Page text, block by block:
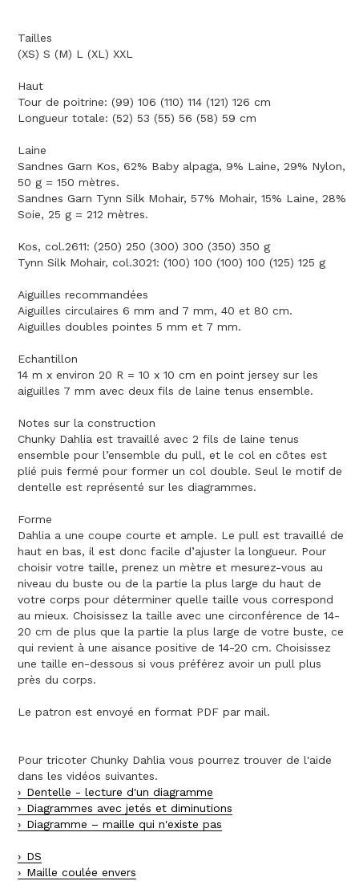
Tailles
(XS) S (M) L (XL) XXL
Haut
Tour de poitrine: (99) 106 (110) 114 (121) 126 cm
Longueur totale: (52) 53 (55) 56 (58) 59 cm
Laine
Sandnes Garn Kos, 62% Baby alpaga, 9% Laine, 29% Nylon,
50 g = 150 mètres.
Sandnes Garn Tynn Silk Mohair, 57% Mohair, 15% Laine, 28%
Soie, 25 g = 212 mètres.
Kos, col.2611: (250) 250 (300) 300 (350) 350 g
Tynn Silk Mohair, col.3021: (100) 100 (100) 100 (125) 125 g
Aiguilles recommandées
Aiguilles circulaires 6 mm and 7 mm, 40 et 80 cm.
Aiguilles doubles pointes 5 mm et 7 mm.
Echantillon
14 m x environ 20 R = 10 x 10 cm en point jersey sur les
aiguilles 7 mm avec deux fils de laine tenus ensemble.
Notes sur la construction
Chunky Dahlia est travaillé avec 2 fils de laine tenus
ensemble pour l’ensemble du pull, et le col en côtes est
plié puis fermé pour former un col double. Seul le motif de
dentelle est représenté sur les diagrammes.
Forme
Dahlia a une coupe courte et ample. Le pull est travaillé de
haut en bas, il est donc facile d’ajuster la longueur. Pour
choisir votre taille, prenez un mètre et mesurez-vous au
niveau du buste ou de la partie la plus large du haut de
votre corps pour déterminer quelle taille vous correspond
au mieux. Choisissez la taille avec une circonférence de 14-
20 cm de plus que la partie la plus large de votre buste, ce
qui revient à une aisance positive de 14-20 cm. Choisissez
une taille en-dessous si vous préférez avoir un pull plus
près du corps.
Le patron est envoyé en format PDF par mail.
Pour tricoter Chunky Dahlia vous pourrez trouver de l'aide
dans les vidéos suivantes.
Dentelle - lecture d'un diagramme
Diagrammes avec jetés et diminutions
Diagramme – maille qui n'existe pas
DS
Maille coulée envers